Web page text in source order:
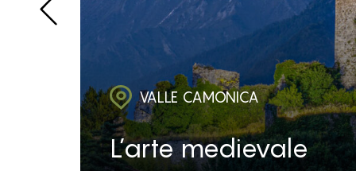
VALLE CAMONICA
L’arte medievale